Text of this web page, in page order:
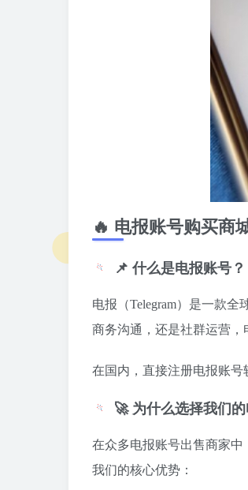
🔥 电报账号购买商
📌 什么是电报账号？
电报（Telegram）是一款
商务沟通，还是社群运营，
在国内，直接注册电报账号
🚀 为什么选择我们
在众多电报账号出售商家
我们的核心优势：